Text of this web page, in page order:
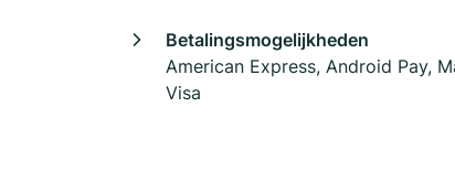
Betalingsmogelijkheden
American Express, Android Pay,
Visa